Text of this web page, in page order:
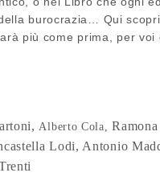
burocrazia… Qui
più come prima, per voi
Alberto Cola,
Lodi, Antonio